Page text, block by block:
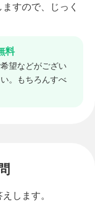
すので、じっく
料
望などがござい
。もちろんすべ
します。